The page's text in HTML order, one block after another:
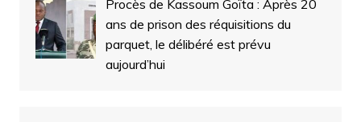
Procès de Kassoum Goïta : Après 20
ans de prison des réquisitions du
parquet, le délibéré est prévu
aujourd’hui